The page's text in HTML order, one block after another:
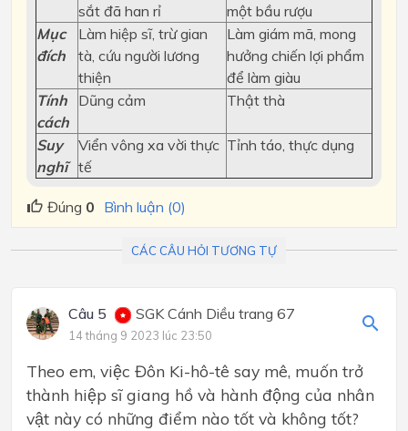
sắt đã han rỉ
một bầu rượu
Mục
đích
Làm hiệp sĩ, trừ gian
tà, cứu người lương
thiện
Làm giám mã, mong
hưởng chiến lợi phẩm
để làm giàu
Tính
cách
Dũng cảm Thật thà
Suy
nghĩ
Viển vông xa vời thực
tế
Tỉnh táo, thực dụng
Đúng 0 Bình luận (0)
CÁC CÂU HỎI TƯƠNG TỰ
Câu 5 SGK Cánh Diều trang 67
14 tháng 9 2023 lúc 23:50
Theo em, việc Đôn Ki-hô-tê say mê, muốn trở
thành hiệp sĩ giang hồ và hành động của nhân
vật này có những điểm nào tốt và không tốt?